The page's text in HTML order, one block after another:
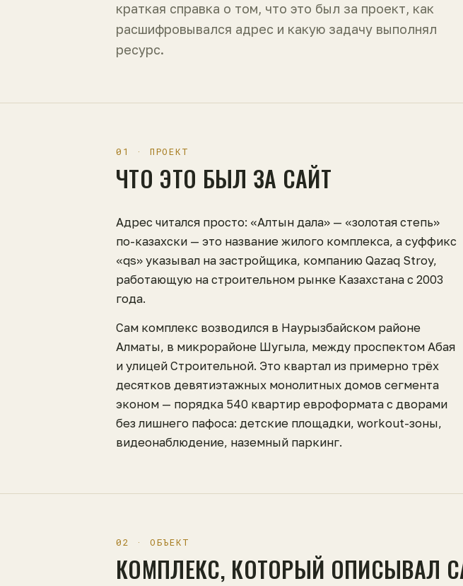
краткая справка о том, что это был за проект, как
расшифровывался адрес и какую задачу выполнял
ресурс.
01 · ПРОЕКТ
ЧТО ЭТО БЫЛ ЗА САЙТ
Адрес читался просто: «Алтын дала» — «золотая степь»
по-казахски — это название жилого комплекса, а суффикс
«qs» указывал на застройщика, компанию Qazaq Stroy,
работающую на строительном рынке Казахстана с 2003
года.
Сам комплекс возводился в Наурызбайском районе
Алматы, в микрорайоне Шугыла, между проспектом Абая
и улицей Строительной. Это квартал из примерно трёх
десятков девятиэтажных монолитных домов сегмента
эконом — порядка 540 квартир евроформата с дворами
без лишнего пафоса: детские площадки, workout-зоны,
видеонаблюдение, наземный паркинг.
02 · ОБЪЕКТ
КОМПЛЕКС, КОТОРЫЙ ОПИСЫВАЛ